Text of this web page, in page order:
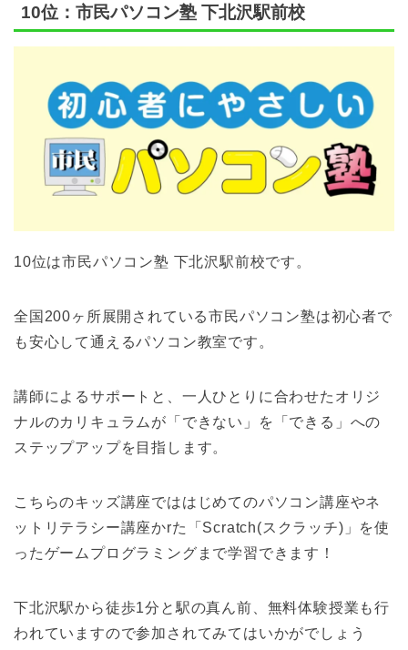
10位：市民パソコン塾 下北沢駅前校
10位は市民パソコン塾 下北沢駅前校です。
全国200ヶ所展開されている市民パソコン塾は初心者で
も安心して通えるパソコン教室です。
講師によるサポートと、一人ひとりに合わせたオリジ
ナルのカリキュラムが「できない」を「できる」への
ステップアップを目指します。
こちらのキッズ講座でははじめてのパソコン講座やネ
ットリテラシー講座かrた「Scratch(スクラッチ)」を使
ったゲームプログラミングまで学習できます！
下北沢駅から徒歩1分と駅の真ん前、無料体験授業も行
われていますので参加されてみてはいかがでしょう